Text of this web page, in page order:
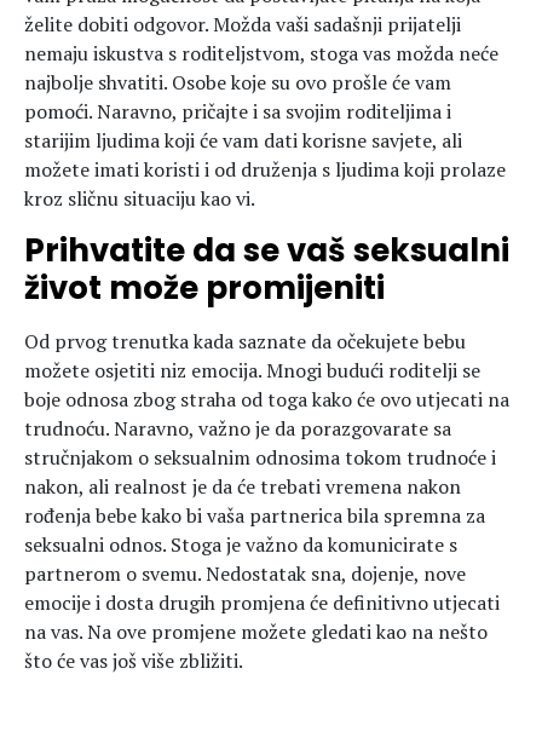
želite dobiti odgovor. Možda vaši sadašnji prijatelji
nemaju iskustva s roditeljstvom, stoga vas možda neće
najbolje shvatiti. Osobe koje su ovo prošle će vam
pomoći. Naravno, pričajte i sa svojim roditeljima i
starijim ljudima koji će vam dati korisne savjete, ali
možete imati koristi i od druženja s ljudima koji prolaze
kroz sličnu situaciju kao vi.
Prihvatite da se vaš seksualni
život može promijeniti
Od prvog trenutka kada saznate da očekujete bebu
možete osjetiti niz emocija. Mnogi budući roditelji se
boje odnosa zbog straha od toga kako će ovo utjecati na
trudnoću. Naravno, važno je da porazgovarate sa
stručnjakom o seksualnim odnosima tokom trudnoće i
nakon, ali realnost je da će trebati vremena nakon
rođenja bebe kako bi vaša partnerica bila spremna za
seksualni odnos. Stoga je važno da komunicirate s
partnerom o svemu. Nedostatak sna, dojenje, nove
emocije i dosta drugih promjena će definitivno utjecati
na vas. Na ove promjene možete gledati kao na nešto
što će vas još više zbližiti.